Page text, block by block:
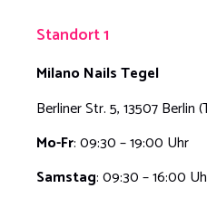
Standort 1
Milano Nails Tegel
Berliner Str. 5, 13507 Berlin
Mo-Fr: 09:30 – 19:00 Uhr
Samstag: 09:30 – 16:00